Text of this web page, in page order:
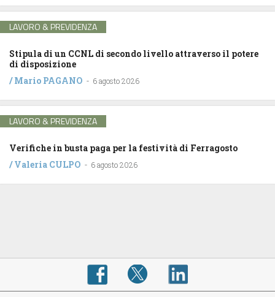
LAVORO & PREVIDENZA
Stipula di un CCNL di secondo livello attraverso il potere
di disposizione
/Mario PAGANO - 6 agosto 2026
LAVORO & PREVIDENZA
Verifiche in busta paga per la festività di Ferragosto
/Valeria CULPO - 6 agosto 2026